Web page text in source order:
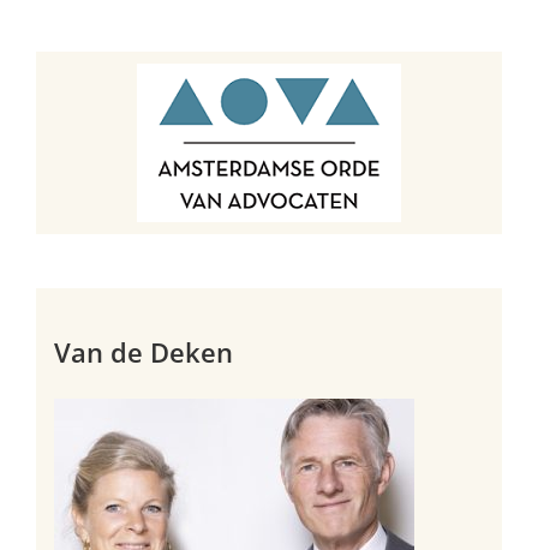
Van de Deken